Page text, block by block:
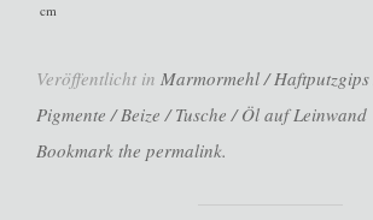
cm
Veröffentlicht in Marmormehl /
Pigmente / Beize / Tusche / Öl auf Leinwand
Bookmark the permalink.